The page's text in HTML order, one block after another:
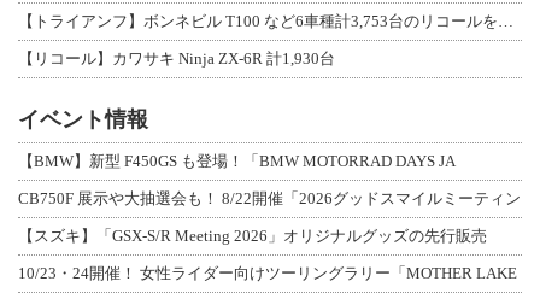
【トライアンフ】ボンネビル T100 など6車種計3,753台のリコールを発表
【リコール】カワサキ Ninja ZX-6R 計1,930台
イベント情報
【BMW】新型 F450GS も登場！「BMW MOTORRAD DAYS JA
CB750F 展示や大抽選会も！ 8/22開催「2026グッドスマイルミーティン
【スズキ】「GSX-S/R Meeting 2026」オリジナルグッズの先行販売
10/23・24開催！ 女性ライダー向けツーリングラリー「MOTHER LAKE